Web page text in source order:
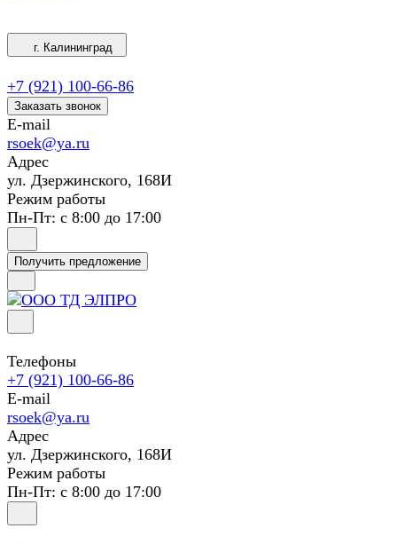
г. Калининград
+7 (921) 100-66-86
Заказать звонок
E-mail
rsoek@ya.ru
Адрес
ул. Дзержинского, 168И
Режим работы
Пн-Пт: с 8:00 до 17:00
Получить предложение
Телефоны
+7 (921) 100-66-86
E-mail
rsoek@ya.ru
Адрес
ул. Дзержинского, 168И
Режим работы
Пн-Пт: с 8:00 до 17:00